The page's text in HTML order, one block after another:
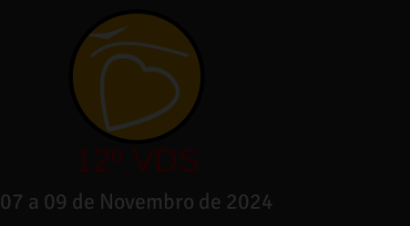
12º VDS
07 a 09 de Novembro de 2024